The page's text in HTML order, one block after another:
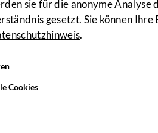
sie für die anonyme
gesetzt. Sie können
.
Cookies
Mail Nr: